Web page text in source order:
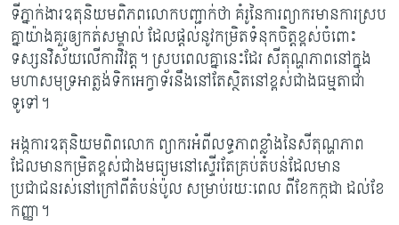
ទីភ្នាក់ងារឧតុនិយមពិភពលោកបញ្ជាក់ថា គំរូនៃការព្យាករមានការស្រប
គ្នាយ៉ាងគួរ​ឲ្យកត់​សម្គាល់ ដែលផ្តល់នូវកម្រិតទំនុកចិត្តខ្ពស់ចំពោះ
ទស្សនវិស័យលើការវិវត្ត។​ ស្របពេល​គ្នា​នេះដែរ សីតុណ្ហភាពនៅក្នុង
មហាសមុទ្រអាត្លង់ទិកអេក្វាទ័រនឹងនៅតែស្ថិតនៅខ្ពស់ជាង​ធម្មតា​ជា​
ទូទៅ។
អង្កការឧតុនិយមពិពលោក ព្យាករអំពីលទ្ធភាពខ្លាំងនៃសីតុណ្ហភាព
ដែលមានកម្រិតខ្ពស់ជាង​មធ្យមនៅស្ទើរតែគ្រប់តំបន់​ដែលមាន
ប្រជាជនរស់នៅក្រៅពីតំបន់ប៉ូល​ សម្រាប់រយៈពេល ពី​ខែកក្កដា ដល់ខែ
កញ្ញា។